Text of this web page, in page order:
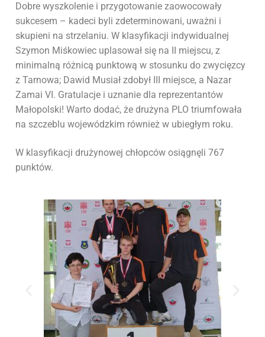
Dobre wyszkolenie i przygotowanie zaowocowały
sukcesem – kadeci byli zdeterminowani, uważni i
skupieni na strzelaniu. W klasyfikacji indywidualnej
Szymon Miśkowiec uplasował się na II miejscu, z
minimalną różnicą punktową w stosunku do zwycięzcy
z Tarnowa; Dawid Musiał zdobył III miejsce, a Nazar
Zamai VI. Gratulacje i uznanie dla reprezentantów
Małopolski! Warto dodać, że drużyna PLO triumfowała
na szczeblu wojewódzkim również w ubiegłym roku.
W klasyfikacji drużynowej chłopców osiągnęli 767
punktów.